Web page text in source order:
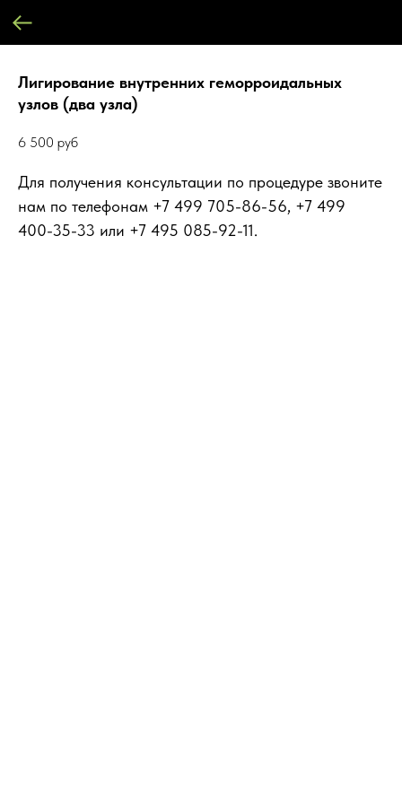
Лигирование внутренних геморроидальных
узлов (два узла)
6 500 руб
Для получения консультации по процедуре звоните
нам по телефонам +7 499 705-86-56, +7 499
400-35-33 или +7 495 085-92-11.